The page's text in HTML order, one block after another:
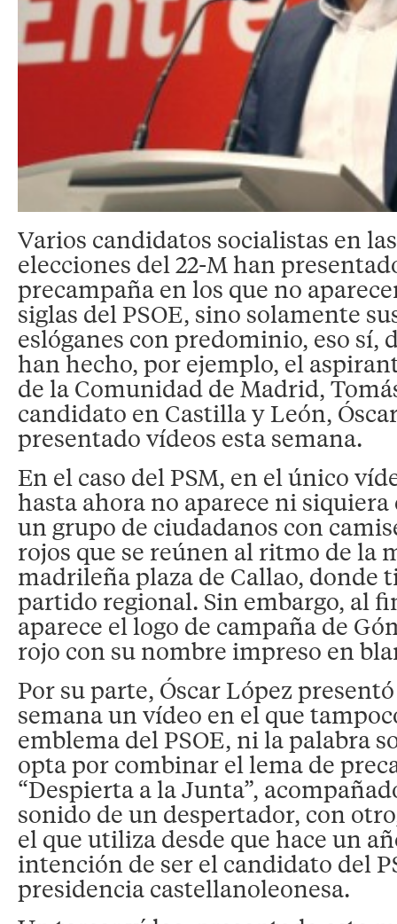
Varios candidatos socialistas en
elecciones del 22-M han
precampaña en los que no
siglas del PSOE, sino solamente
eslóganes con predominio, eso sí,
han hecho, por ejemplo, el
de la Comunidad de Madrid,
candidato en Castilla y León,
presentado vídeos esta semana.
En el caso del PSM, en el único
hasta ahora no aparece ni
un grupo de ciudadanos con
rojos que se reúnen al ritmo de la
madrileña plaza de Callao, donde
partido regional. Sin embargo, al
aparece el logo de campaña de
rojo con su nombre impreso en
Por su parte, Óscar López
semana un vídeo en el que
emblema del PSOE, ni la palabra
opta por combinar el lema de
“Despierta a la Junta”,
sonido de un despertador, con
el que utiliza desde que hace un
intención de ser el candidato del
presidencia castellanoleonesa.